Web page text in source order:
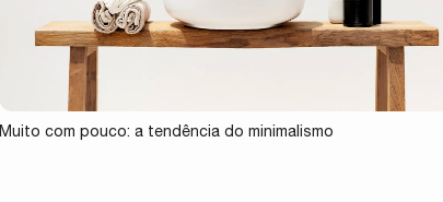
Muito com pouco: a tendência do minimalismo